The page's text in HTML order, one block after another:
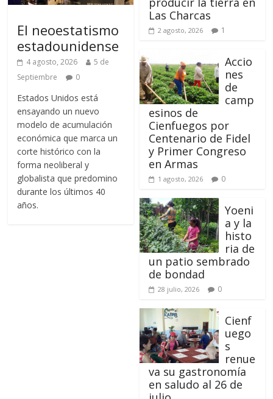
El neoestatismo
estadounidense
4 agosto, 2026
5 de
Septiembre
0
Estados Unidos está
ensayando un nuevo
modelo de acumulación
económica que marca un
corte histórico con la
forma neoliberal y
globalista que predomino
durante los últimos 40
años.
Las Charcas
2 agosto, 2026 1
Accio
nes
de
camp
esinos de
Cienfuegos por
Centenario de Fidel
y Primer Congreso
en Armas
1 agosto, 2026 0
Yoeni
a y la
histo
ria de
un patio sembrado
de bondad
28 julio, 2026 0
Cienf
uego
s
renue
va su gastronomía
en saludo al 26 de